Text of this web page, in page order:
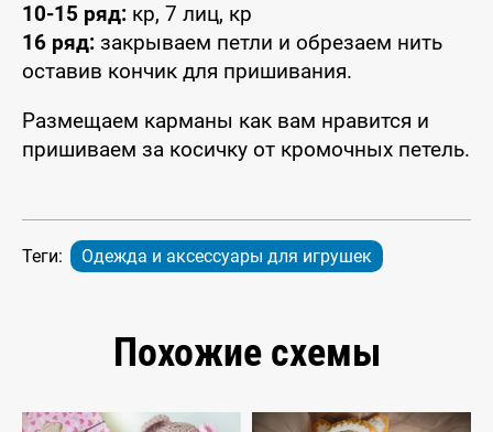
10-15 ряд: кр, 7 лиц, кр
16 ряд: закрываем петли и обрезаем нить
оставив кончик для пришивания.
Размещаем карманы как вам нравится и
пришиваем за косичку от кромочных петель.
Теги: Одежда и аксессуары для игрушек
Похожие схемы